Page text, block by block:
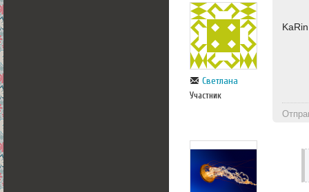
Светлана
Участник